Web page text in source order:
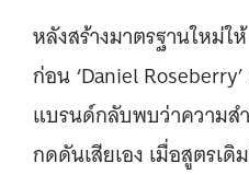
หลังสร้างมาตรฐานใหม่ใ
ก่อน ‘Daniel
แบรนด์กลับพบว่าความส
กดดันเสียเอง เมื่อสูตรเ